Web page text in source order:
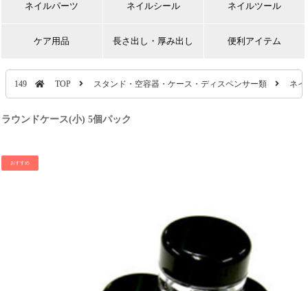
ネイルパーツ ネイルシール ネイルツール
ケア用品 長さ出し・厚み出し 便利アイテム
149 TOP スタンド・空容器・ケース・ディスペンサー類 ネ
ラウンドケース(小) 5個パック
おすすめ